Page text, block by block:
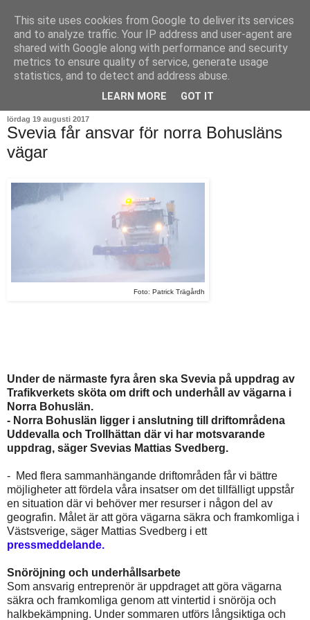
lördag 19 augusti 2017
Svevia får ansvar för norra Bohusläns
vägar
Foto: Patrick Trägårdh
Under de närmaste fyra åren ska Svevia på uppdrag av
Trafikverkets sköta om drift och underhåll av vägarna i
Norra Bohuslän.
- Norra Bohuslän ligger i anslutning till driftområdena
Uddevalla och Trollhättan där vi har motsvarande
uppdrag, säger Svevias Mattias Svedberg.
- Med flera sammanhängande driftområden får vi bättre
möjligheter att fördela våra insatser om det tillfälligt uppstår
en situation där vi behöver mer resurser i någon del av
geografin. Målet är att göra vägarna säkra och framkomliga i
Västsverige, säger Mattias Svedberg i ett
pressmeddelande.
Snöröjning och underhållsarbete
Som ansvarig entreprenör är uppdraget att göra vägarna
säkra och framkomliga genom att vintertid i snöröja och
halkbekämpning. Under sommaren utförs långsiktiga och
This site uses cookies from Google to deliver its services
and to analyze traffic. Your IP address and user-agent are
shared with Google along with performance and security
metrics to ensure quality of service, generate usage
statistics, and to detect and address abuse.
LEARN MORE GOT IT